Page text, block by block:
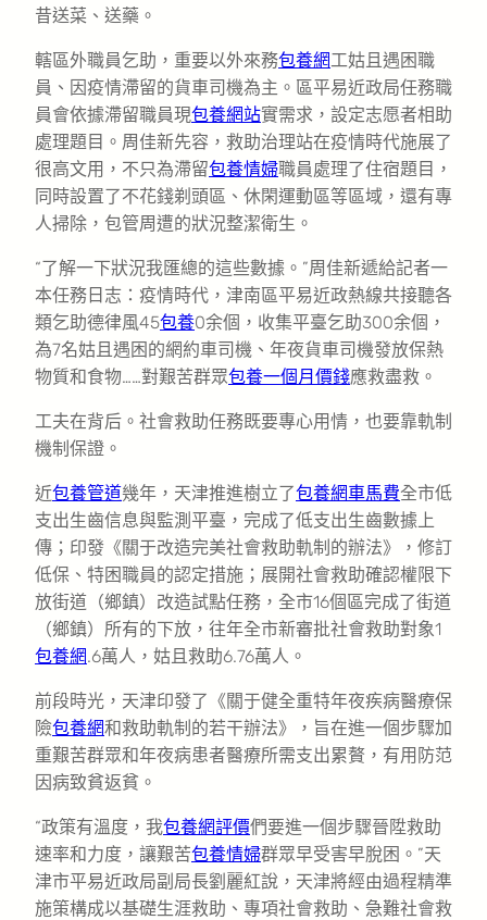
昔送菜、送藥。
轄區外職員乞助，重要以外來務包養網工姑且遇困職
員、因疫情滯留的貨車司機為主。區平易近政局任務職
員會依據滯留職員現包養網站實需求，設定志愿者相助
處理題目。周佳新先容，救助治理站在疫情時代施展了
很高文用，不只為滯留包養情婦職員處理了住宿題目，
同時設置了不花錢剃頭區、休閑運動區等區域，還有專
人掃除，包管周遭的狀況整潔衛生。
“了解一下狀況我匯總的這些數據。”周佳新遞給記者一
本任務日志：疫情時代，津南區平易近政熱線共接聽各
類乞助德律風45包養0余個，收集平臺乞助300余個，
為7名姑且遇困的網約車司機、年夜貨車司機發放保熱
物質和食物……對艱苦群眾包養一個月價錢應救盡救。
工夫在背后。社會救助任務既要專心用情，也要靠軌制
機制保證。
近包養管道幾年，天津推進樹立了包養網車馬費全市低
支出生齒信息與監測平臺，完成了低支出生齒數據上
傳；印發《關于改造完美社會救助軌制的辦法》，修訂
低保、特困職員的認定措施；展開社會救助確認權限下
放街道（鄉鎮）改造試點任務，全市16個區完成了街道
（鄉鎮）所有的下放，往年全市新審批社會救助對象1
包養網.6萬人，姑且救助6.76萬人。
前段時光，天津印發了《關于健全重特年夜疾病醫療保
險包養網和救助軌制的若干辦法》，旨在進一個步驟加
重艱苦群眾和年夜病患者醫療所需支出累贅，有用防范
因病致貧返貧。
“政策有溫度，我包養網評價們要進一個步驟晉陞救助
速率和力度，讓艱苦包養情婦群眾早受害早脫困。”天
津市平易近政局副局長劉麗紅說，天津將經由過程精準
施策構成以基礎生涯救助、專項社會救助、急難社會救